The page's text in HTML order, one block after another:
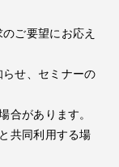
ご要望にお応え
せ、セミナーの
合があります。
と共同利用する場